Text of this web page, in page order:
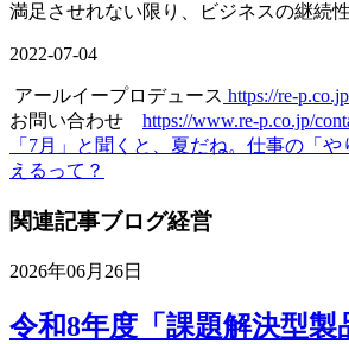
満足させれない限り、ビジネスの継続
2022-07-04
アールイープロデュース https://re-p.co.jp
お問い合わせ https://www.re-p.co.jp/
「7月」と聞くと、夏だね。 仕事の「や
えるって？
関連記事ブログ経営
2026年06月26日
令和8年度「課題解決型製